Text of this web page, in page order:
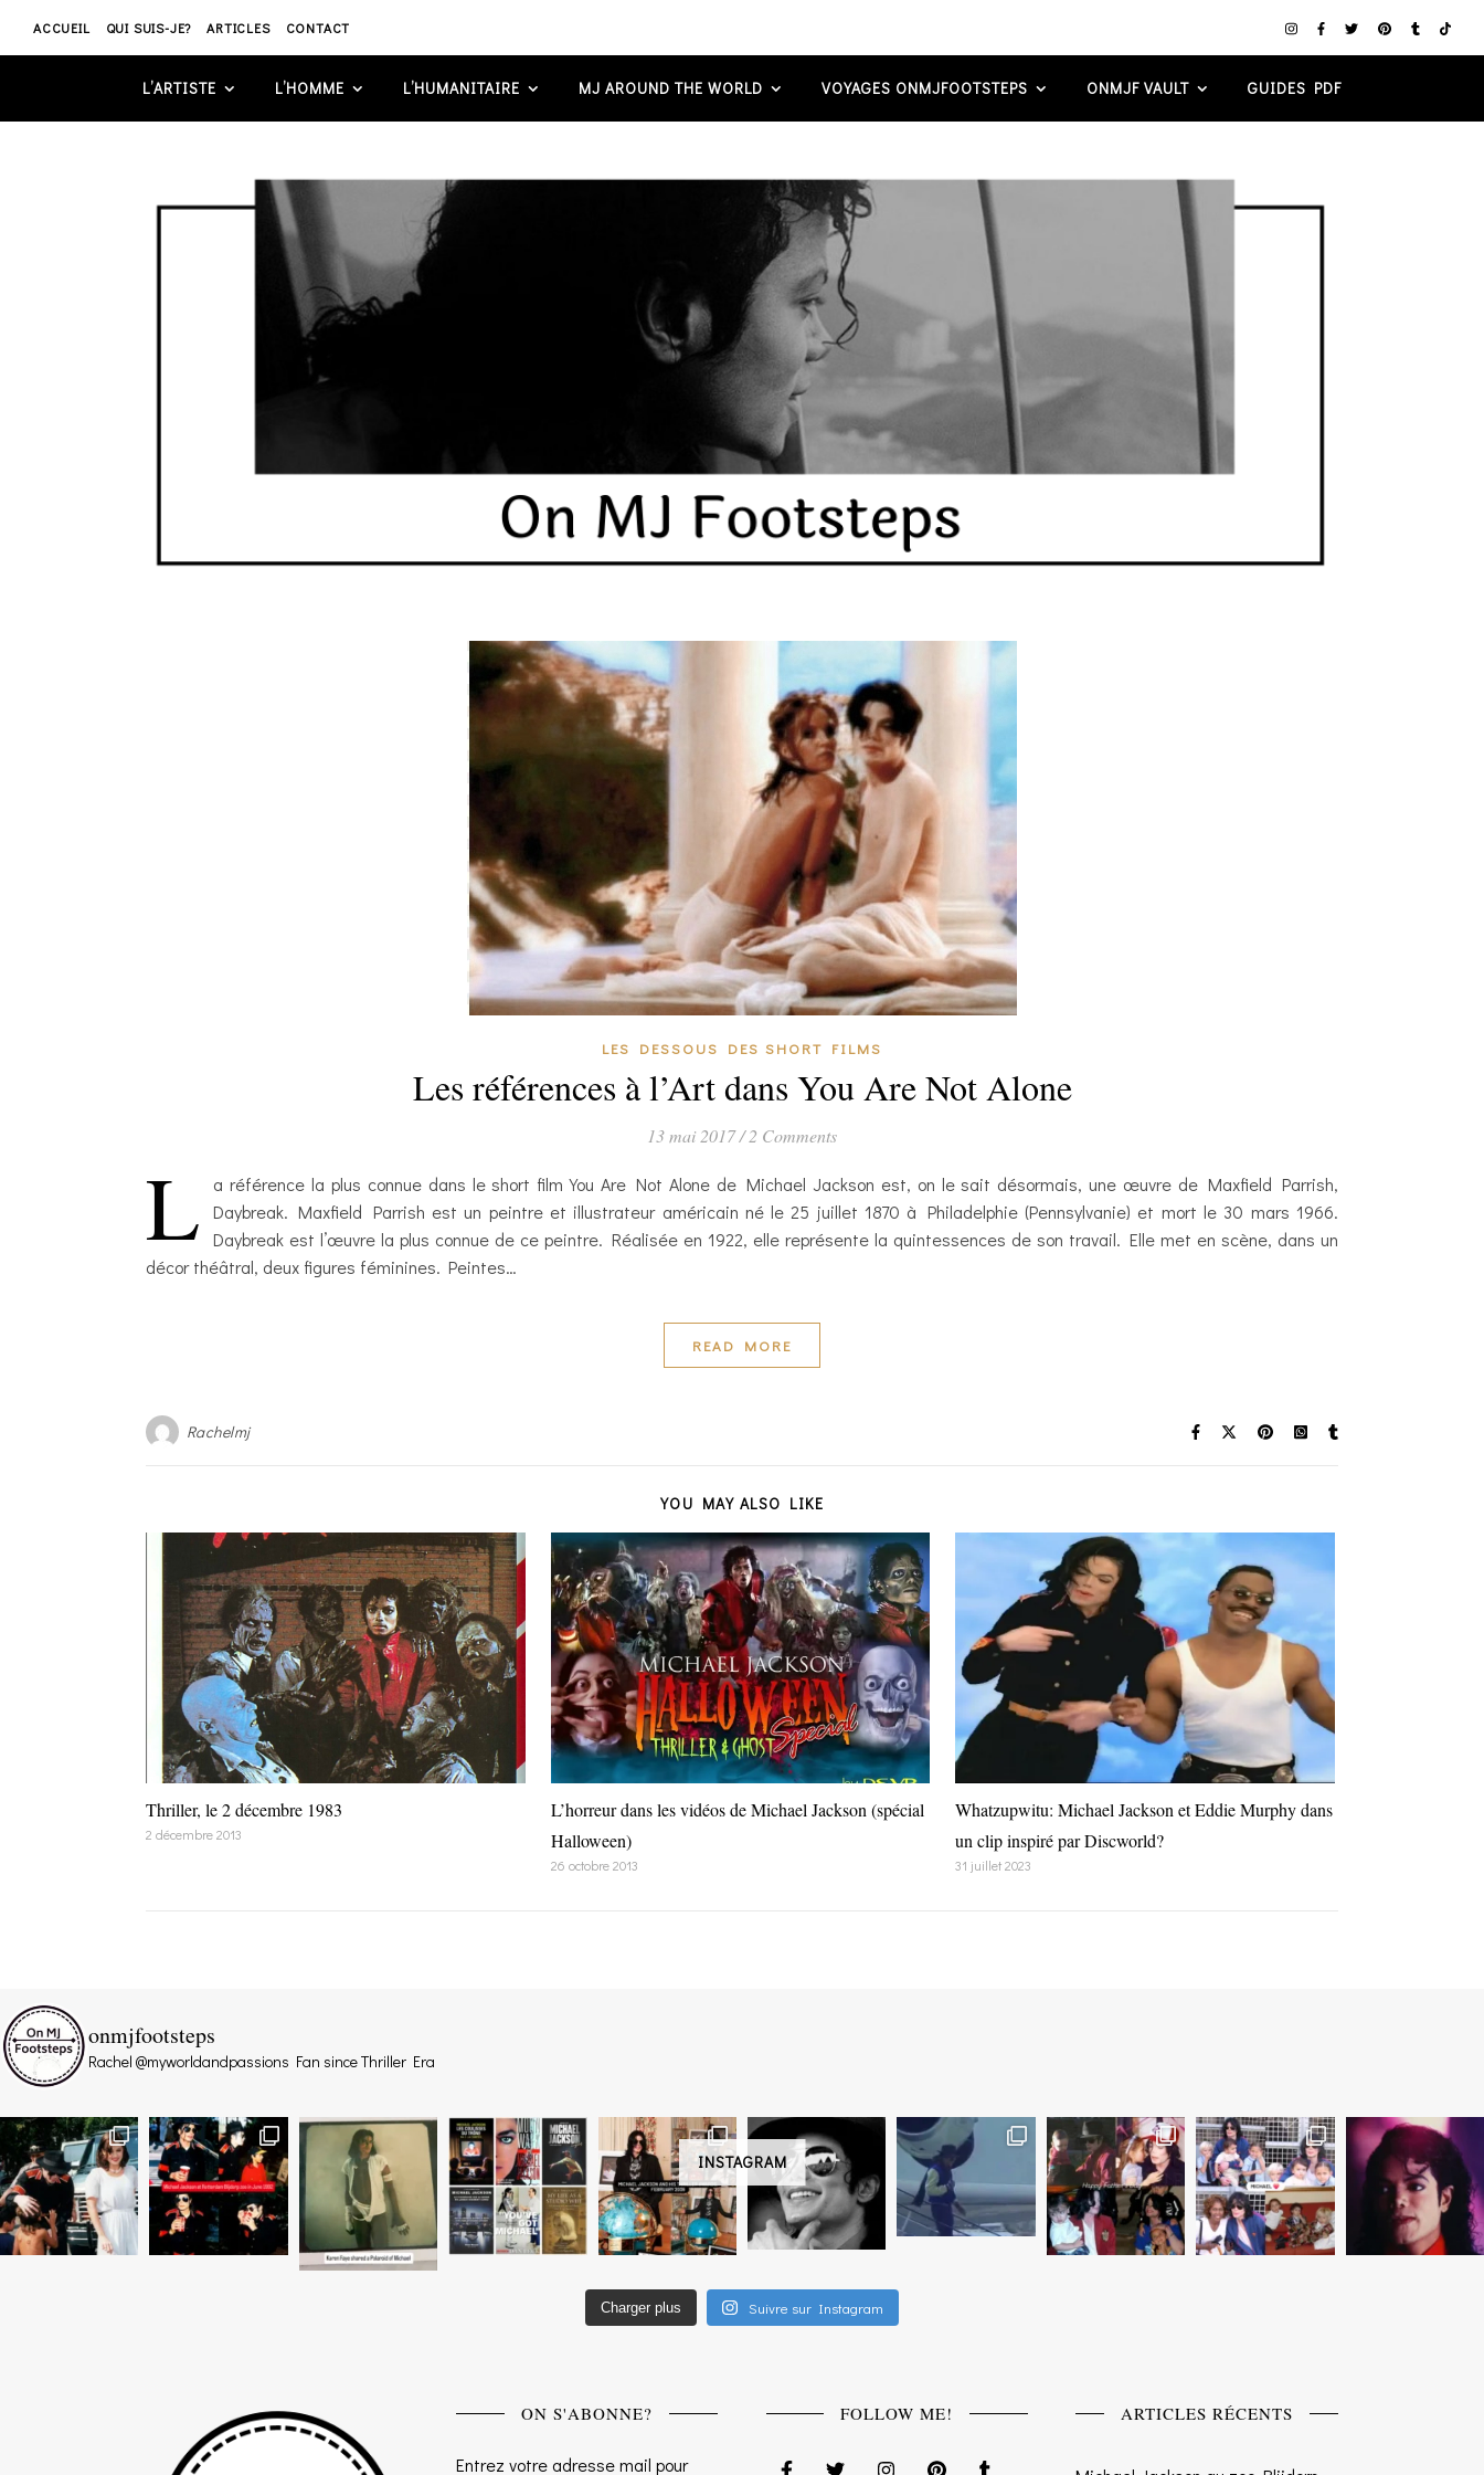
ACCUEIL QUI SUIS-JE? ARTICLES CONTACT
L’ARTISTE L’HOMME L’HUMANITAIRE MJ AROUND THE WORLD VOYAGES ONMJFOOTSTEPS ONMJF VAULT GUIDES PDF
LES DESSOUS DES SHORT FILMS
Les références à l’Art dans You Are Not Alone
13 mai 2017/ 2 Comments
L
a référence la plus connue dans le short film You Are Not Alone de Michael Jackson est, on le sait désormais, une œuvre de Maxfield Parrish,
Daybreak. Maxfield Parrish est un peintre et illustrateur américain né le 25 juillet 1870 à Philadelphie (Pennsylvanie) et mort le 30 mars 1966.
Daybreak est l’œuvre la plus connue de ce peintre. Réalisée en 1922, elle représente la quintessences de son travail. Elle met en scène, dans un
décor théâtral, deux figures féminines. Peintes…
READ MORE
Rachelmj
YOU MAY ALSO LIKE
Thriller, le 2 décembre 1983
2 décembre 2013
L’horreur dans les vidéos de Michael Jackson (spécial
Halloween)
26 octobre 2013
Whatzupwitu: Michael Jackson et Eddie Murphy dans
un clip inspiré par Discworld?
31 juillet 2023
INSTAGRAM
onmjfootsteps
Rachel @myworldandpassions Fan since Thriller Era
Charger plus Suivre sur Instagram
ON S'ABONNE?
Entrez votre adresse mail pour
FOLLOW ME! ARTICLES RÉCENTS